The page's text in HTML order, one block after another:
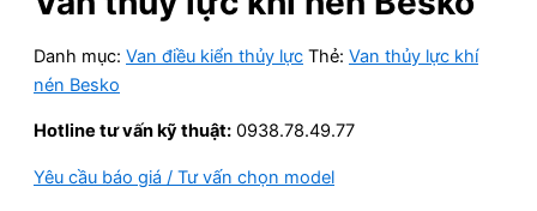
Danh mục: Van điều kiển thủy lực Thẻ: Van thủy lực khí
nén Besko
Hotline tư vấn kỹ thuật: 0938.78.49.77
Yêu cầu báo giá / Tư vấn chọn model